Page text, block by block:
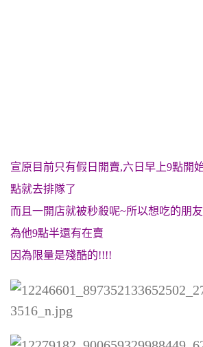
宣原目前只有假日開賣,六日早上9點開
點就去排隊了
而且一開店就被秒殺呢~所以想吃的朋
為他9點半還有在賣
因為限量是殘酷的!!!!